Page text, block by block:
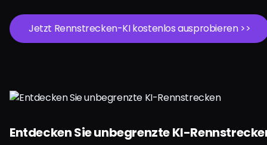
Jetzt Rennstrecken-KI kostenlos ausprobieren >>
Entdecken Sie unbegrenzte KI-